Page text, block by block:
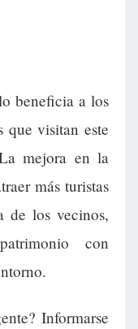
beneficia a los
visitan este
mejora en la
más turistas
de los vecinos,
con
Informarse